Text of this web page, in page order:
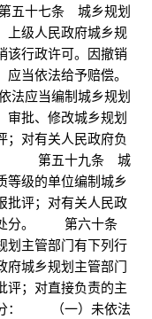
五十七条 城乡规划
上级人民政府城乡规
该行政许可。因撤销
当依法给予赔偿。
应当编制城乡规划
审批、修改城乡规划
；对有关人民政府负
。 第五十九条 城
等级的单位编制城乡
批评；对有关人民政
处分。 第六十条
划主管部门有下列行
府城乡规划主管部门
评；对直接负责的主
分： （一）未依法